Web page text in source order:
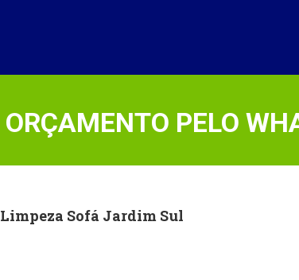
ORÇAMENTO PELO
Limpeza Sofá Jardim Sul